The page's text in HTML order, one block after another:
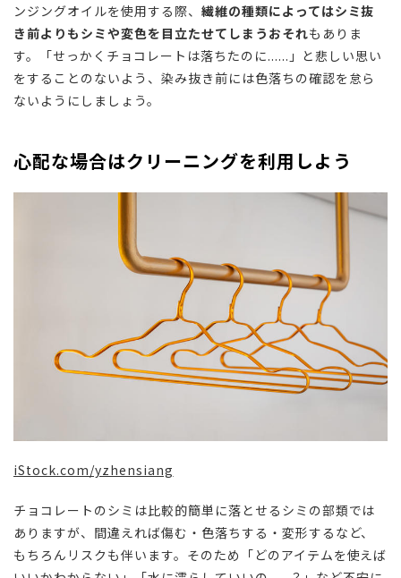
ンジングオイルを使用する際、 繊維の種類によってはシミ抜
き前よりもシミや変色を目立たせてしまうおそれもありま
す。「せっかくチョコレートは落ちたのに......」と悲しい思い
をすることのないよう、染み抜き前には色落ちの確認を怠ら
ないようにしましょう。
心配な場合はクリーニングを利用しよう
iStock.com/yzhensiang
チョコレートのシミは比較的簡単に落とせるシミの部類では
ありますが、間違えれば傷む・色落ちする・変形するなど、
もちろんリスクも伴います。そのため「どのアイテムを使えば